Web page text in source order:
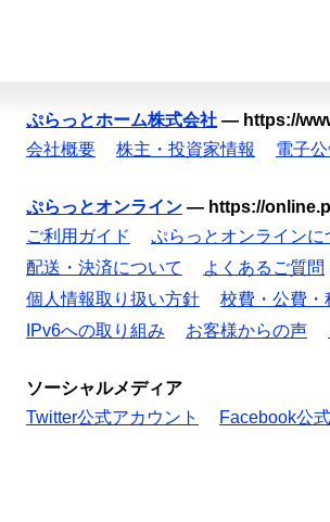
ぷらっとホーム株式会社 — https://
会社概要
株主・投資家情報 電子
ぷらっとオンライン — https://
ご利用ガイド
ぷらっとオンラインに
配送・決済について
よくあるご質問
個人情報取り扱い方針
校費・公費・
IPv6への取り組み
お客様からの声
ソーシャルメディア
Twitter公式アカウント
Facebook公